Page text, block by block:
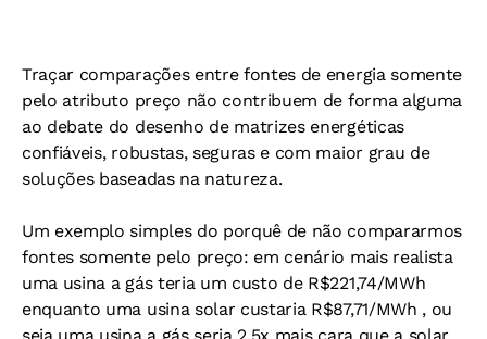
Traçar comparações entre fontes de energia somente
pelo atributo preço não contribuem de forma alguma
ao debate do desenho de matrizes energéticas
confiáveis, robustas, seguras e com maior grau de
soluções baseadas na natureza.
Um exemplo simples do porquê de não compararmos
fontes somente pelo preço: em cenário mais realista
uma usina a gás teria um custo de R$221,74/MWh
enquanto uma usina solar custaria R$87,71/MWh , ou